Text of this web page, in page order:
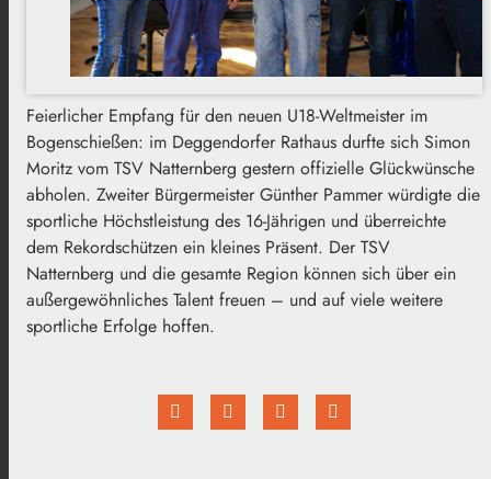
Feierlicher Empfang für den neuen U18-Weltmeister im
Bogenschießen: im Deggendorfer Rathaus durfte sich Simon
Moritz vom TSV Natternberg gestern offizielle Glückwünsche
abholen. Zweiter Bürgermeister Günther Pammer würdigte die
sportliche Höchstleistung des 16-Jährigen und überreichte
dem Rekordschützen ein kleines Präsent. Der TSV
Natternberg und die gesamte Region können sich über ein
außergewöhnliches Talent freuen – und auf viele weitere
sportliche Erfolge hoffen.